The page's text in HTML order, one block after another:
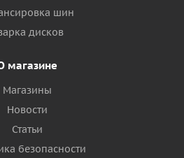
шин
дисков
магазине
Магазины
Новости
Статьи
безопасности